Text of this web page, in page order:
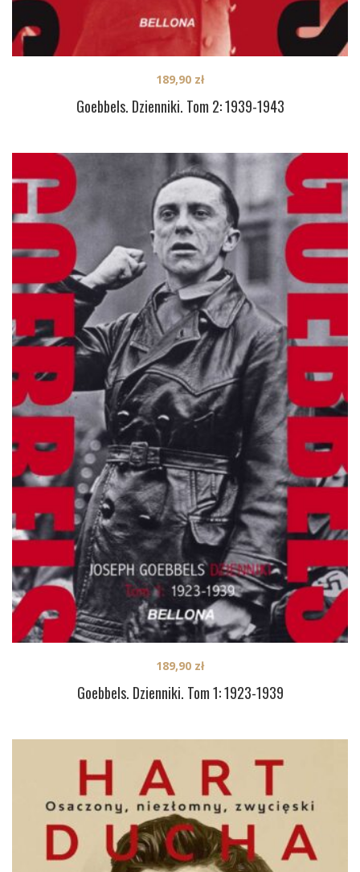
Goebbels. Dzienniki. Tom 2: 1939-1943
189,90 zł
Goebbels. Dzienniki. Tom 1: 1923-1939
189,90 zł